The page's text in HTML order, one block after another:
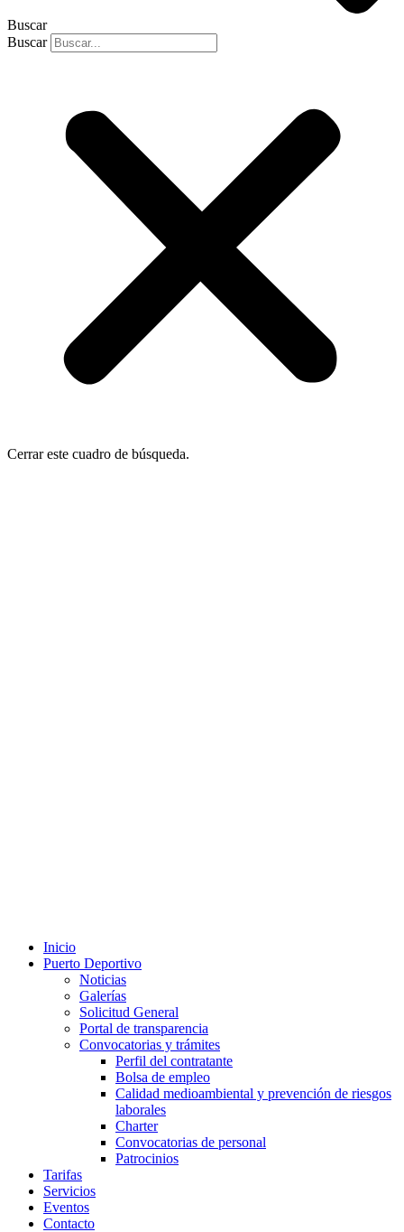
Buscar
Buscar
Cerrar este cuadro de búsqueda.
Inicio
Puerto Deportivo
Noticias
Galerías
Solicitud General
Portal de transparencia
Convocatorias y trámites
Perfil del contratante
Bolsa de empleo
Calidad medioambiental y prevención de riesgos
laborales
Charter
Convocatorias de personal
Patrocinios
Tarifas
Servicios
Eventos
Contacto